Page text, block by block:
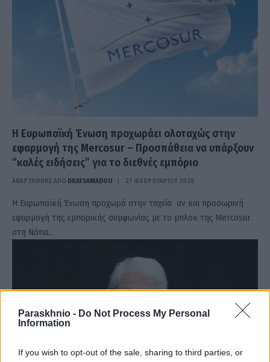
Paraskhnio - Do Not Process My Personal
Information
If you wish to opt-out of the sale, sharing to third parties, or
Η Ευρωπαϊκή Ένωση προχωράει ολοταχώς στην
εφαρμογή της Mercosur – Προσπάθεια να υπάρξουν
“καλές ειδήσεις” για το διεθνές εμπόριο
ΑΝΑΡΤΗΘΗΚΕ ΑΠΟ DKATSAMADOU 27 ΦΕΒΡΟΥΑΡΊΟΥ 2026
Η Ευρωπαϊκή Ένωση προχωρά στην ταχεία αν και προσωρινή
εφαρμογή της εμπορικής συμφωνίας με το μπλοκ της Mercosur
στη Νότια…